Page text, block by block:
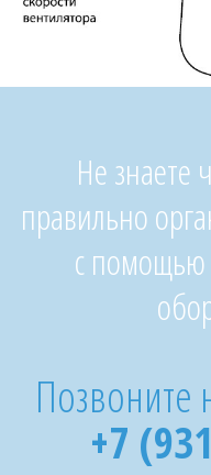
Не знаете
правильно
с помощью
Позвоните
+7